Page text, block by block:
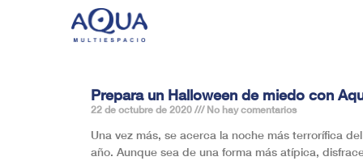
Prepara un Halloween de miedo con
22 de octubre de 2020 No hay comentarios
Una vez más, se acerca la noche más terrorífica del
año. Aunque sea de una forma más atípica,